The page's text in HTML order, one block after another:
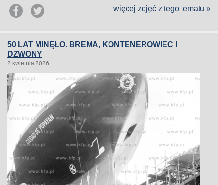
więcej zdjęć z tego tematu »
50 LAT MINĘŁO. BREMA, KONTENEROWIEC I
DZWONY
2 kwietnia 2026